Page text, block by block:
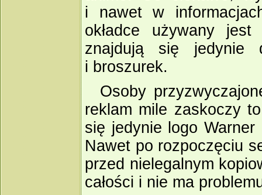
i nawet w
okładce używany jest
znajdują się jedynie
i broszurek.
Osoby
reklam mile zaskoczy
się jedynie logo
Nawet po rozpoczęciu
przed nielegalnym
całości i nie ma